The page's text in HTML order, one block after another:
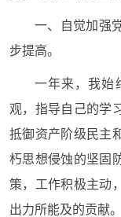
一、自觉加强
步提高。
一年来，我始
观，指导自己的学
抵御资产阶级民主
朽思想侵蚀的坚固
策，工作积极主动
出力所能及的贡献。